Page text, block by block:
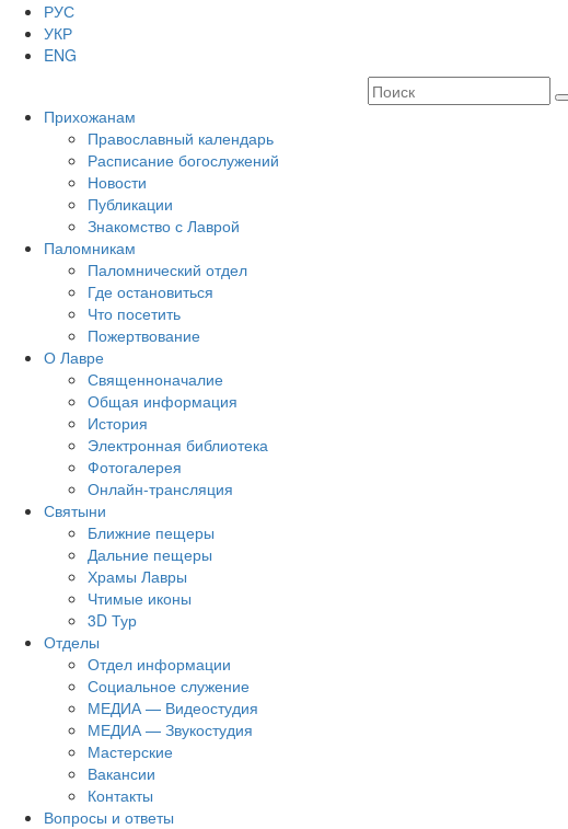
РУС
УКР
ENG
Прихожанам
Православный календарь
Расписание богослужений
Новости
Публикации
Знакомство с Лаврой
Паломникам
Паломнический отдел
Где остановиться
Что посетить
Пожертвование
О Лавре
Священноначалие
Общая информация
История
Электронная библиотека
Фотогалерея
Онлайн-трансляция
Святыни
Ближние пещеры
Дальние пещеры
Храмы Лавры
Чтимые иконы
3D Тур
Отделы
Отдел информации
Социальное служение
МЕДИА — Видеостудия
МЕДИА — Звукостудия
Мастерские
Вакансии
Контакты
Вопросы и ответы